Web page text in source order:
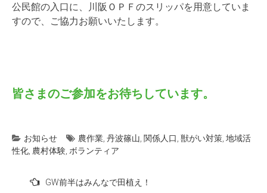
公民館の入口に、川阪ＯＰＦのスリッパを用意していま
すので、ご協力お願いいたします。
皆さまのご参加をお待ちしています。
お知らせ 農作業 丹波篠山 関係人口 獣がい対策 地域活
性化 農村体験 ボランティア
GW前半はみんなで田植え！